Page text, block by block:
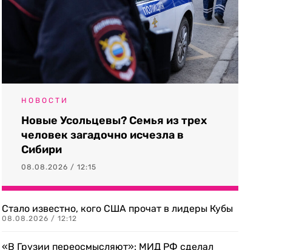
НОВОСТИ
Новые Усольцевы? Семья из трех
человек загадочно исчезла в
Сибири
08.08.2026 / 12:15
Стало известно, кого США прочат в лидеры Кубы
08.08.2026 / 12:12
«В Грузии переосмысляют»: МИД РФ сделал